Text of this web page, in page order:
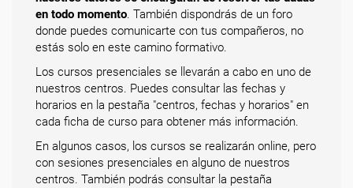
en todo momento. También dispondrás de un foro
donde puedes comunicarte con tus compañeros, no
estás solo en este camino formativo.
Los cursos presenciales se llevarán a cabo en uno de
nuestros centros. Puedes consultar las fechas y
horarios en la pestaña "centros, fechas y horarios" en
cada ficha de curso para obtener más información.
En algunos casos, los cursos se realizarán online, pero
con sesiones presenciales en alguno de nuestros
centros. También podrás consultar la pestaña